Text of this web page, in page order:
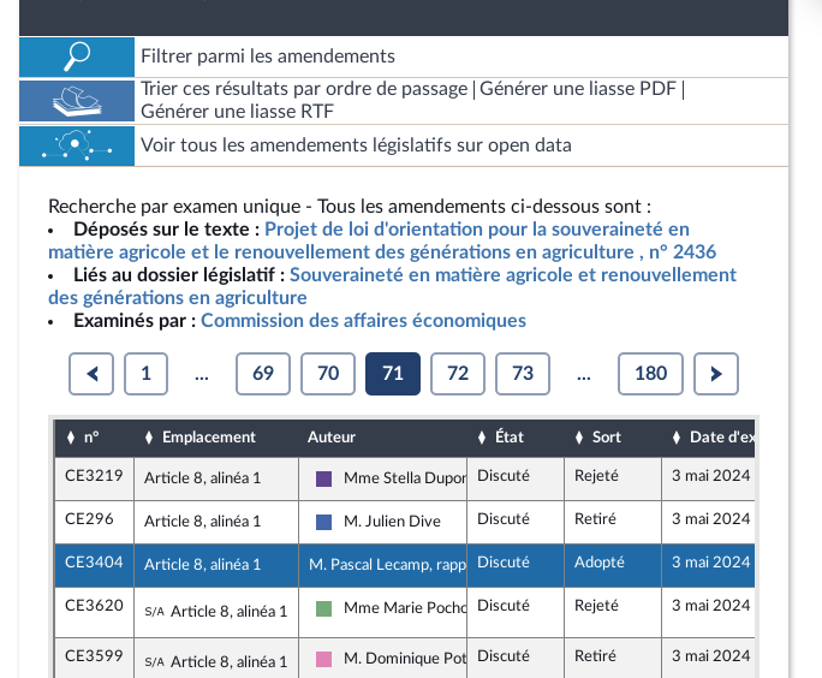
Filtrer parmi les amendements
Trier ces résultats par ordre de passage
Générer une liasse PDF
Générer une liasse RTF
Voir tous les amendements législatifs sur open data
Recherche par examen unique - Tous les amendements ci-dessous sont :
Déposés sur le texte : Projet de loi d'orientation pour la souveraineté en
matière agricole et le renouvellement des générations en agriculture , n° 2436
Liés au dossier législatif : Souveraineté en matière agricole et renouvellement
des générations en agriculture
Examinés par : Commission des affaires économiques
1 ... 69 70 71 72 73 ... 180
n° Emplacement Auteur État Sort Date d'examen
CE3219 Article 8, alinéa 1
Renaissance
Mme Stella Dupont Discuté Rejeté 3 mai 2024
CE296 Article 8, alinéa 1
Les Républicains
M. Julien Dive Discuté Retiré 3 mai 2024
CE3404 Article 8, alinéa 1 M. Pascal Lecamp, rapporteur
Discuté Adopté 3 mai 2024
CE3620 Sous-amendement de l'amendement n°CE3404
Article 8, alinéa 1 Écologiste - NUPES
Mme Marie Pochon Discuté Rejeté 3 mai 2024
CE3599 Sous-amendement de l'amendement n°CE3404
Article 8, alinéa 1 Socialistes et apparentés
M. Dominique PotierDiscuté Retiré 3 mai 2024